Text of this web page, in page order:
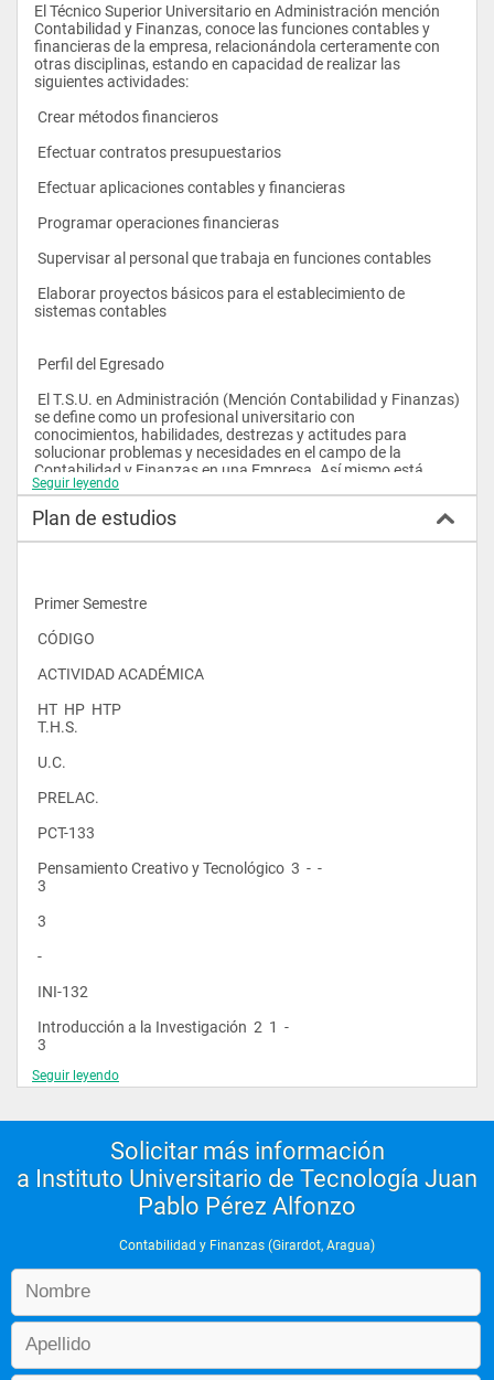
El Técnico Superior Universitario en Administración mención
Contabilidad y Finanzas, conoce las funciones contables y
financieras de la empresa, relacionándola certeramente con
otras disciplinas, estando en capacidad de realizar las
siguientes actividades:
Crear métodos financieros
Efectuar contratos presupuestarios
Efectuar aplicaciones contables y financieras
Programar operaciones financieras
Supervisar al personal que trabaja en funciones contables
sistemas contables
Perfil del Egresado
se define como un profesional universitario con
conocimientos, habilidades, destrezas y actitudes para
solucionar problemas y necesidades en el campo de la
Contabilidad y Finanzas en una Empresa. Así mismo está
capacitado para analizar, planificar, organizar, ejecutar y
Seguir leyendo
Plan de estudios
Primer Semestre
CÓDIGO
ACTIVIDAD ACADÉMICA
HT  HP  HTP
T.H.S.
U.C.
PRELAC.
PCT-133
Pensamiento Creativo y Tecnológico  3  -  -
3
3
-
INI-132
Introducción a la Investigación  2  1  -
3
2
Lenguaje y Comunicación  1  2  -
-
Algorítmica  3  -  -
Seguir leyendo
Solicitar más información
a Instituto Universitario de Tecnología Juan
Pablo Pérez Alfonzo
Contabilidad y Finanzas (Girardot, Aragua)